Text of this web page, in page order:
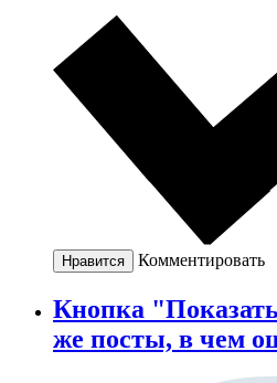
Нравится Комментировать
Кнопка
же посты, в чем